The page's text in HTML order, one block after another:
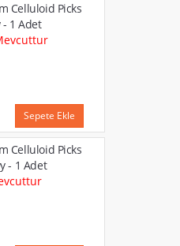
Celluloid Picks
1 Adet
Sepete Ekle
Celluloid Picks
- 1 Adet